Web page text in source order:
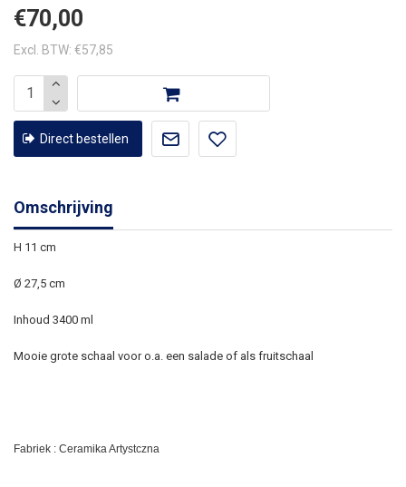
€70,00
Excl. BTW: €57,85
Direct bestellen
Omschrijving
H 11 cm
Ø 27,5 cm
Inhoud 3400 ml
Mooie grote schaal voor o.a. een salade of als fruitschaal
Fabriek : Ceramika Artystczna